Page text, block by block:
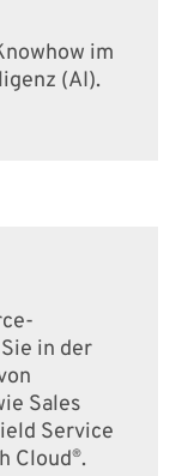
im
(AI).
in der
Sales
Service
Cloud®.